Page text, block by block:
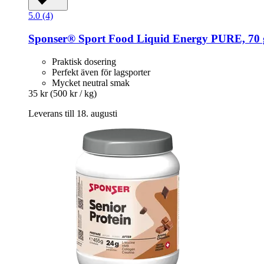
5.0 (4)
Sponser® Sport Food Liquid Energy PURE, 70
Praktisk dosering
Perfekt även för lagsporter
Mycket neutral smak
35 kr (500 kr / kg)
Leverans till 18. augusti